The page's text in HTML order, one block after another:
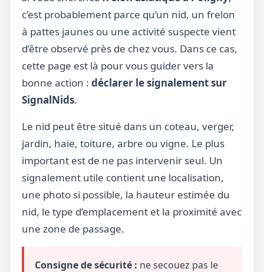
c’est probablement parce qu’un nid, un frelon
à pattes jaunes ou une activité suspecte vient
d’être observé près de chez vous. Dans ce cas,
cette page est là pour vous guider vers la
bonne action : déclarer le signalement sur
SignalNids.
Le nid peut être situé dans un coteau, verger,
jardin, haie, toiture, arbre ou vigne. Le plus
important est de ne pas intervenir seul. Un
signalement utile contient une localisation,
une photo si possible, la hauteur estimée du
nid, le type d’emplacement et la proximité avec
une zone de passage.
Consigne de sécurité : ne secouez pas le